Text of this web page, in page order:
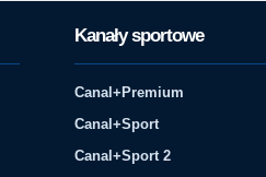
Kanały sportowe
Canal+Premium
Canal+Sport
Canal+Sport 2